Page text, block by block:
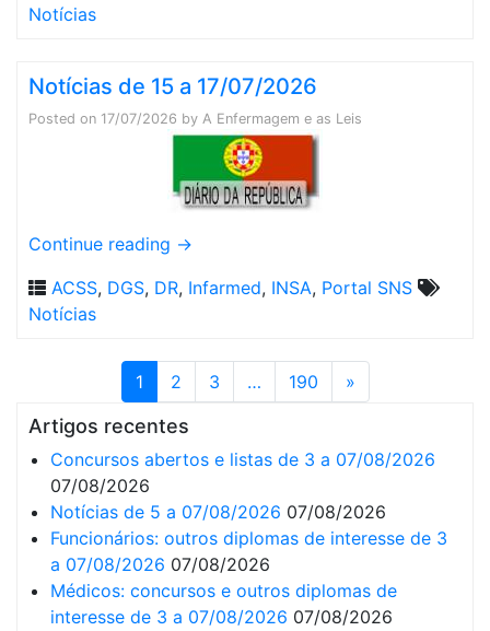
Notícias
Notícias de 15 a 17/07/2026
Posted on 17/07/2026 by A Enfermagem e as Leis
Continue reading →
ACSS, DGS, DR, Infarmed, INSA, Portal SNS
Notícias
1 2 3 … 190 »
Artigos recentes
Concursos abertos e listas de 3 a 07/08/2026
07/08/2026
Notícias de 5 a 07/08/2026 07/08/2026
Funcionários: outros diplomas de interesse de 3
a 07/08/2026 07/08/2026
Médicos: concursos e outros diplomas de
interesse de 3 a 07/08/2026 07/08/2026